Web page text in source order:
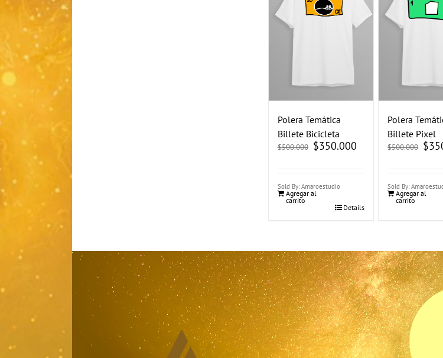
Polera Temática
Billete Bicicleta
$500.000 El
precio
$350.000El
precio
Sold By: Amaroestudio
Agregar al
carrito
Details
Polera
Billete Pixel
$500.000 El
precio
$
Sold By:
Agregar al
carrito